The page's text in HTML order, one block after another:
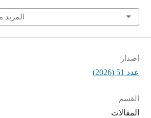
المزيد
إصدار
عدد 51 (2026)
القسم
المقالات